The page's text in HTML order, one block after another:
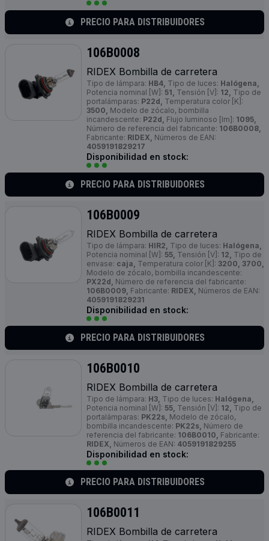
PRECIO PARA DISTRIBUIDORES
106B0008
RIDEX Bombilla de carretera
Tipo de lámpara: HB4, Tipo de luces: Halógena,
Potencia nominal [W]: 51, Tensión [V]: 12, Tipo de
portalámparas: P22d, Temperatura color [K]:
3500, Modelo de zócalo, bombilla
incandescente: P22d, Flujo luminoso [lm]: 1095,
Número de referencia del fabricante: 106B0008,
Fabricante: RIDEX, Números de EAN:
4059191829217
Disponibilidad en stock:
PRECIO PARA DISTRIBUIDORES
106B0009
RIDEX Bombilla de carretera
Tipo de lámpara: HIR2, Tipo de luces: Halógena,
Potencia nominal [W]: 55, Tensión [V]: 12, Tipo de
envase: caja, Temperatura color [K]: 3200, 3700,
Modelo de zócalo, bombilla incandescente:
PX22d, Número de referencia del fabricante:
106B0009, Fabricante: RIDEX, Números de EAN:
4059191829231
Disponibilidad en stock:
PRECIO PARA DISTRIBUIDORES
106B0010
RIDEX Bombilla de carretera
Tipo de lámpara: H3, Tipo de luces: Halógena,
Potencia nominal [W]: 55, Tensión [V]: 12, Tipo de
portalámparas: PK22s, Modelo de zócalo,
bombilla incandescente: PK22s, Número de
referencia del fabricante: 106B0010, Fabricante:
RIDEX, Números de EAN: 4059191829255
Disponibilidad en stock:
PRECIO PARA DISTRIBUIDORES
106B0011
RIDEX Bombilla de carretera